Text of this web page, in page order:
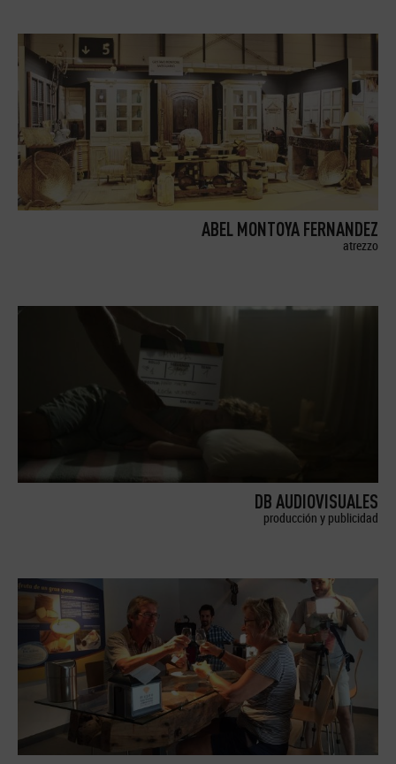
ABEL MONTOYA FERNANDEZ
atrezzo
DB AUDIOVISUALES
producción y publicidad